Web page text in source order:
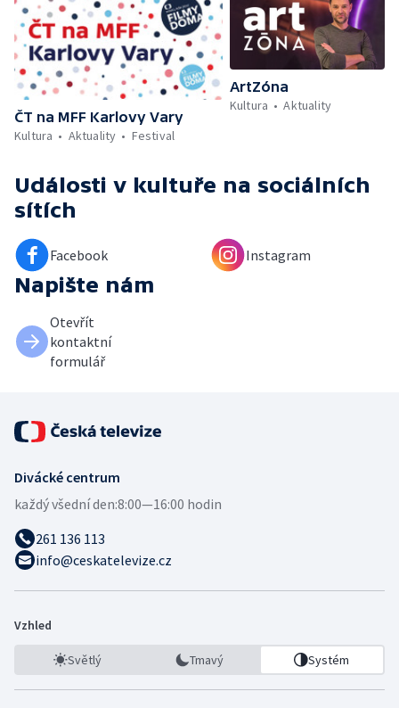
ČT na MFF Karlovy Vary
Kultura
Aktuality Festival
ArtZóna
Kultura
Aktuality
Události v kultuře na sociálních
sítích
Facebook Instagram
Napište nám
Otevřít
kontaktní
formulář
Divácké centrum
každý všední den:8:00—16:00 hodin
261 136 113
info@ceskatelevize.cz
Vzhled
Světlý Tmavý Systém